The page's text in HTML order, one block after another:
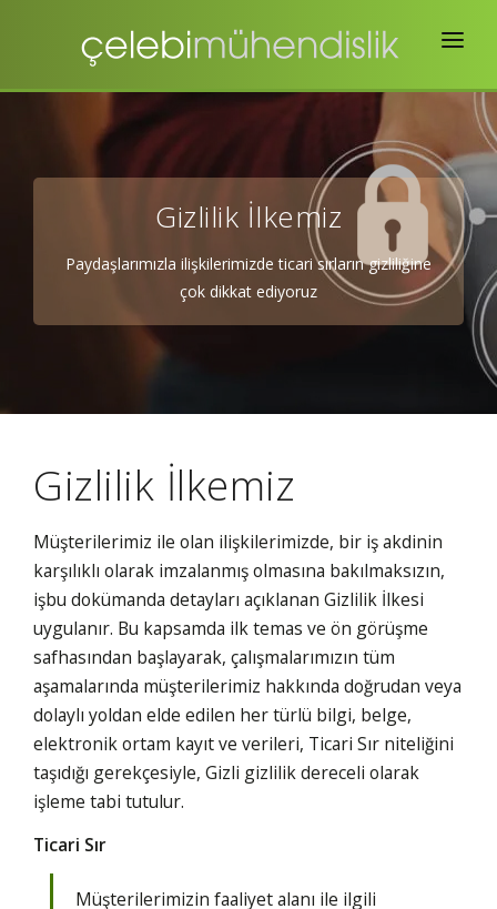
Ana Sayfa
Hakkımızda
İhracat
İstihdam
Gizlilik İlkemiz
Paydaşlarımızla ilişkilerimizde ticari sırların gizliliğine
çok dikkat ediyoruz
Gizlilik İlkemiz
Müşterilerimiz ile olan ilişkilerimizde, bir iş akdinin
karşılıklı olarak imzalanmış olmasına bakılmaksızın,
işbu dokümanda detayları açıklanan Gizlilik İlkesi
uygulanır. Bu kapsamda ilk temas ve ön görüşme
safhasından başlayarak, çalışmalarımızın tüm
aşamalarında müşterilerimiz hakkında doğrudan veya
dolaylı yoldan elde edilen her türlü bilgi, belge,
elektronik ortam kayıt ve verileri, Ticari Sır niteliğini
taşıdığı gerekçesiyle, Gizli gizlilik dereceli olarak
işleme tabi tutulur.
Ticari Sır
Müşterilerimizin faaliyet alanı ile ilgili